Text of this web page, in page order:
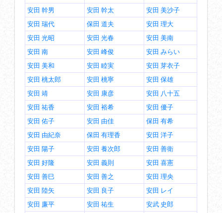
安田 幹男
安田 幹太
安田 美沙子
安田 瑞代
保田 道夫
安田 理大
安田 光昭
安田 光春
安田 美南
安田 南
安田 峰俊
安田 みらい
安田 美和
安田 睦実
安田 芽衣子
安田 桃太郎
安田 桃寧
安田 保雄
安田 靖
安田 康彦
安田 八十五
安田 祐香
安田 裕希
安田 優子
安田 佑子
安田 由佳
保田 有希
安田 由紀奈
保田 有理香
安田 洋子
安田 陽子
安田 養次郎
安田 善衛
安田 好隆
安田 義則
安田 喜憲
安田 善巳
安田 善之
安田 理央
安田 陸矢
安田 良子
安田 レイ
安田 廉平
安田 祐生
安武 史郎